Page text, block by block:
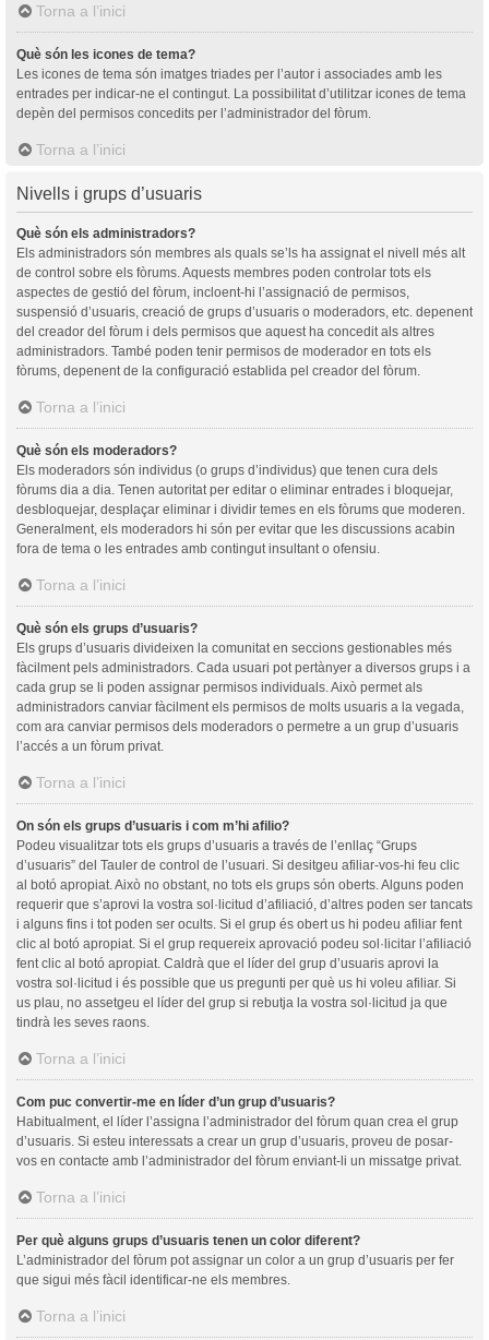
Torna a l’inici
Què són les icones de tema?
Les icones de tema són imatges triades per l’autor i associades amb les
entrades per indicar-ne el contingut. La possibilitat d’utilitzar icones de tema
depèn del permisos concedits per l’administrador del fòrum.
Torna a l’inici
Nivells i grups d’usuaris
Què són els administradors?
Els administradors són membres als quals se’ls ha assignat el nivell més alt
de control sobre els fòrums. Aquests membres poden controlar tots els
aspectes de gestió del fòrum, incloent-hi l’assignació de permisos,
suspensió d’usuaris, creació de grups d’usuaris o moderadors, etc. depenent
del creador del fòrum i dels permisos que aquest ha concedit als altres
administradors. També poden tenir permisos de moderador en tots els
fòrums, depenent de la configuració establida pel creador del fòrum.
Torna a l’inici
Què són els moderadors?
Els moderadors són individus (o grups d’individus) que tenen cura dels
fòrums dia a dia. Tenen autoritat per editar o eliminar entrades i bloquejar,
desbloquejar, desplaçar eliminar i dividir temes en els fòrums que moderen.
Generalment, els moderadors hi són per evitar que les discussions acabin
fora de tema o les entrades amb contingut insultant o ofensiu.
Torna a l’inici
Què són els grups d’usuaris?
Els grups d’usuaris divideixen la comunitat en seccions gestionables més
fàcilment pels administradors. Cada usuari pot pertànyer a diversos grups i a
cada grup se li poden assignar permisos individuals. Això permet als
administradors canviar fàcilment els permisos de molts usuaris a la vegada,
com ara canviar permisos dels moderadors o permetre a un grup d’usuaris
l’accés a un fòrum privat.
Torna a l’inici
On són els grups d’usuaris i com m’hi afilio?
Podeu visualitzar tots els grups d’usuaris a través de l’enllaç “Grups
d’usuaris” del Tauler de control de l’usuari. Si desitgeu afiliar-vos-hi feu clic
al botó apropiat. Això no obstant, no tots els grups són oberts. Alguns poden
requerir que s’aprovi la vostra sol·licitud d’afiliació, d’altres poden ser tancats
i alguns fins i tot poden ser ocults. Si el grup és obert us hi podeu afiliar fent
clic al botó apropiat. Si el grup requereix aprovació podeu sol·licitar l’afiliació
fent clic al botó apropiat. Caldrà que el líder del grup d’usuaris aprovi la
vostra sol·licitud i és possible que us pregunti per què us hi voleu afiliar. Si
us plau, no assetgeu el líder del grup si rebutja la vostra sol·licitud ja que
tindrà les seves raons.
Torna a l’inici
Com puc convertir-me en líder d’un grup d’usuaris?
Habitualment, el líder l’assigna l’administrador del fòrum quan crea el grup
d’usuaris. Si esteu interessats a crear un grup d’usuaris, proveu de posar-
vos en contacte amb l’administrador del fòrum enviant-li un missatge privat.
Torna a l’inici
Per què alguns grups d’usuaris tenen un color diferent?
L’administrador del fòrum pot assignar un color a un grup d’usuaris per fer
que sigui més fàcil identificar-ne els membres.
Torna a l’inici